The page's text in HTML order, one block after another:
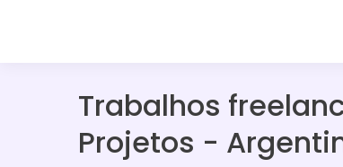
Trabalhos
Projetos -